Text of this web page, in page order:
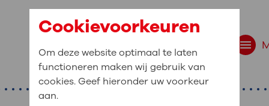
Cookievoorkeuren
Om deze website optimaal te laten
functioneren maken wij gebruik van
cookies. Geef hieronder uw voorkeur
aan.